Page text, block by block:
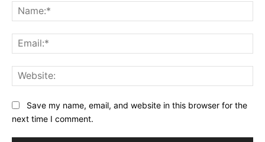
Save my name, email, and website in this browser for the
next time I comment.